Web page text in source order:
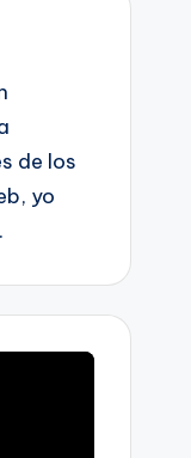
de los
yo